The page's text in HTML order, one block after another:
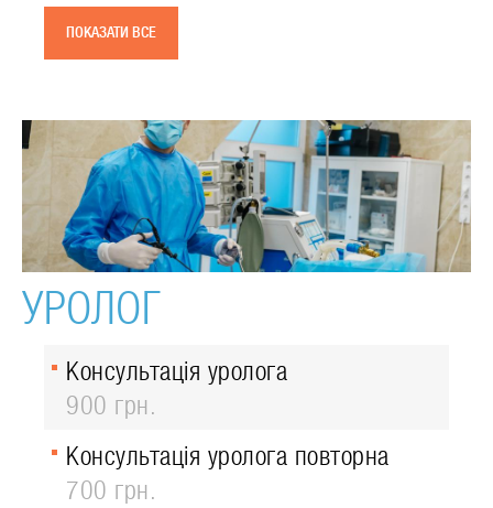
ПОКАЗАТИ ВСЕ
УРОЛОГ
Консультація уролога
900 грн.
Консультація уролога повторна
700 грн.